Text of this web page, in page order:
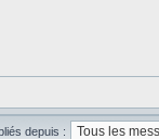
depuis :